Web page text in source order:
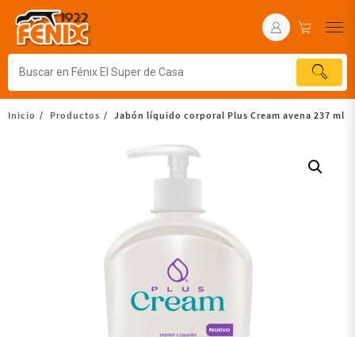
Inicio Productos Jabón líquido corporal Plus Cream avena 237 ml